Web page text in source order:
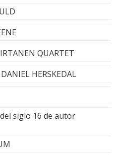
QUARTET
HERSKEDAL
siglo 16 de autor